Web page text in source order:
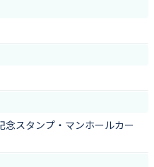
念スタンプ・マンホールカー